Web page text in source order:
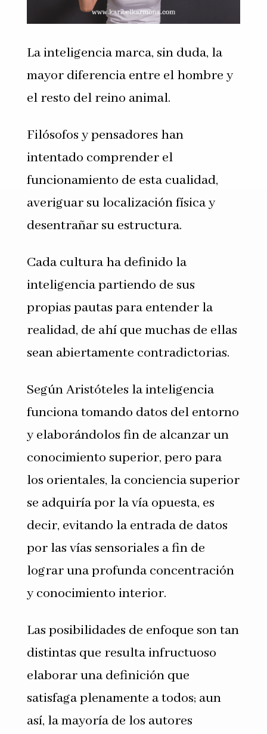
La inteligencia marca, sin duda, la
mayor diferencia entre el hombre y
el resto del reino animal.
Filósofos y pensadores han
intentado comprender el
funcionamiento de esta cualidad,
averiguar su localización física y
desentrañar su estructura.
Cada cultura ha definido la
inteligencia partiendo de sus
propias pautas para entender la
realidad, de ahí que muchas de ellas
sean abiertamente con­tradictorias.
Según Aristóteles la inteligencia
funciona tomando datos del entorno
y elaborándolos fin de alcanzar un
conocimiento superior, pero para
los orientales, la conciencia superior
se adquiría por la vía opuesta, es
decir, evitando la entrada de datos
por las vías sensoriales a fin de
lograr una pro­funda concentración
y conocimiento interior.
Las posibilidades de enfoque son tan
distintas que resulta infructuoso
ela­borar una definición que
satisfaga plenamente a todos; aun
así, la mayoría de los autores